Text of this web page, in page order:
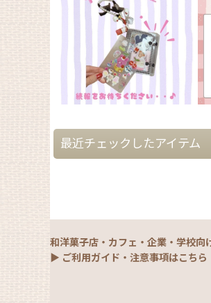
最近チェックしたアイテム
和洋菓子店・カフェ・企業・学校向
▶ ご利用ガイド・注意事項はこちら